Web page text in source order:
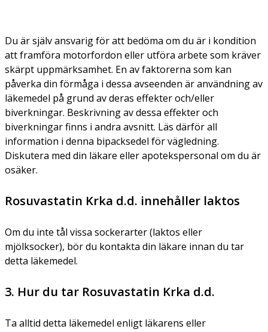
Du är själv ansvarig för att bedöma om du är i kondition
att framföra motorfordon eller utföra arbete som kräver
skärpt uppmärksamhet. En av faktorerna som kan
påverka din förmåga i dessa avseenden är användning av
läkemedel på grund av deras effekter och/eller
biverkningar. Beskrivning av dessa effekter och
biverkningar finns i andra avsnitt. Läs därför all
information i denna bipacksedel för vägledning.
Diskutera med din läkare eller apotekspersonal om du är
osäker.
Rosuvastatin Krka d.d. innehåller laktos
Om du inte tål vissa sockerarter (laktos eller
mjölksocker), bör du kontakta din läkare innan du tar
detta läkemedel.
3. Hur du tar Rosuvastatin Krka d.d.
Ta alltid detta läkemedel enligt läkarens eller